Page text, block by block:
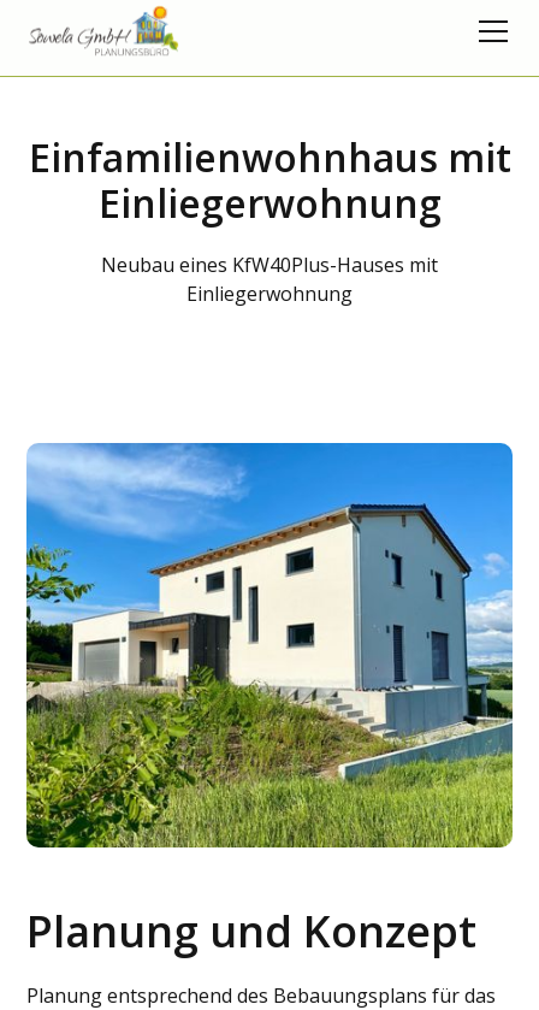
Einfamilienwohnhaus mit
Einliegerwohnung
Neubau eines KfW40Plus-Hauses mit
Einliegerwohnung
Planung und Konzept
Planung entsprechend des Bebauungsplans für das